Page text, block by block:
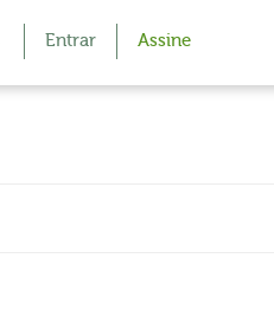
Entrar Assine